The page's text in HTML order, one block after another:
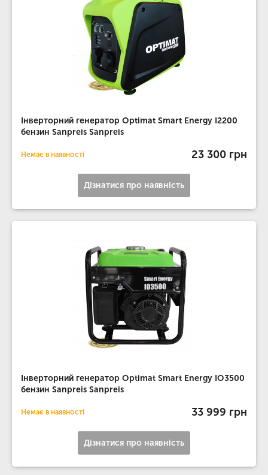
Інверторний генератор Optimat Smart Energy I2200
бензин Sanpreis Sanpreis
Немає в наявності 23 300 грн
Дізнатися про наявність
Інверторний генератор Optimat Smart Energy IO3500
бензин Sanpreis Sanpreis
Немає в наявності 33 999 грн
Дізнатися про наявність